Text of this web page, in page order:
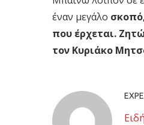
έναν μεγάλο
που έρχεται.
τον Κυριάκο